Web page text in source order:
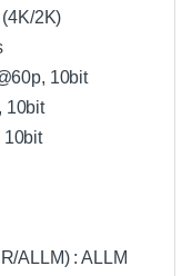
2K)
10bit
ALLM) : ALLM